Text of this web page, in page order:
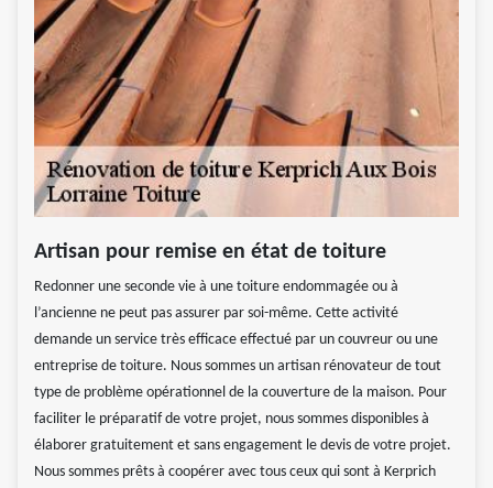
Artisan pour remise en état de toiture
Redonner une seconde vie à une toiture endommagée ou à
l’ancienne ne peut pas assurer par soi-même. Cette activité
demande un service très efficace effectué par un couvreur ou une
entreprise de toiture. Nous sommes un artisan rénovateur de tout
type de problème opérationnel de la couverture de la maison. Pour
faciliter le préparatif de votre projet, nous sommes disponibles à
élaborer gratuitement et sans engagement le devis de votre projet.
Nous sommes prêts à coopérer avec tous ceux qui sont à Kerprich